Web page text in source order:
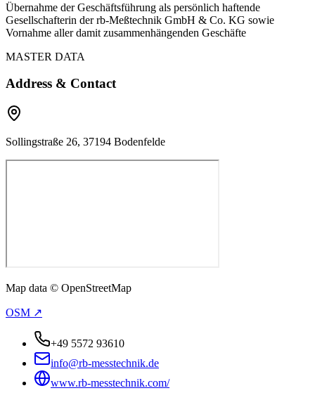
Übernahme der Geschäftsführung als persönlich haftende
Gesellschafterin der rb-Meßtechnik GmbH & Co. KG sowie
Vornahme aller damit zusammenhängenden Geschäfte
MASTER DATA
Address & Contact
Sollingstraße 26, 37194 Bodenfelde
Map data © OpenStreetMap
OSM ↗
+49 5572 93610
info@rb-messtechnik.de
www.rb-messtechnik.com/